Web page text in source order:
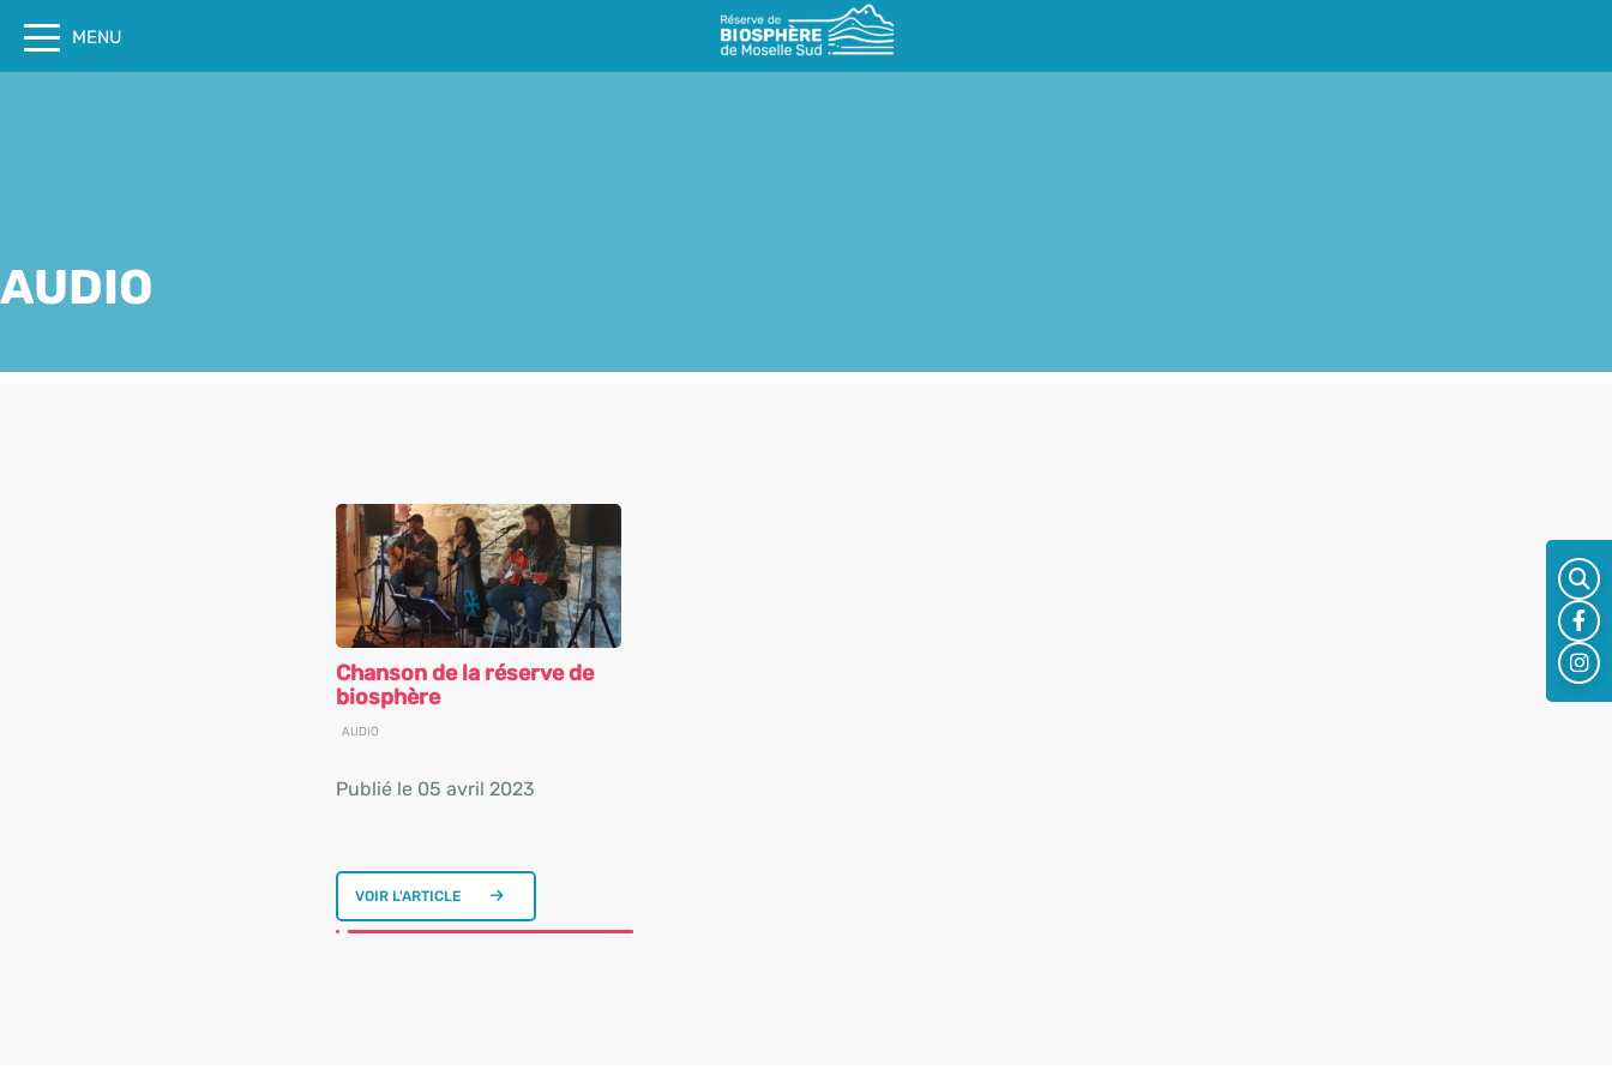
MENU
AUDIO
Chanson de la réserve de
biosphère
AUDIO
Publié le 05 avril 2023
VOIR L'ARTICLE